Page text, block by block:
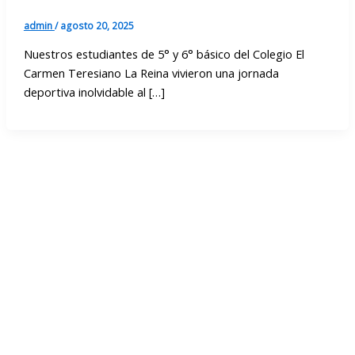
admin/agosto 20, 2025
Nuestros estudiantes de 5° y 6° básico del Colegio El
Carmen Teresiano La Reina vivieron una jornada
deportiva inolvidable al […]